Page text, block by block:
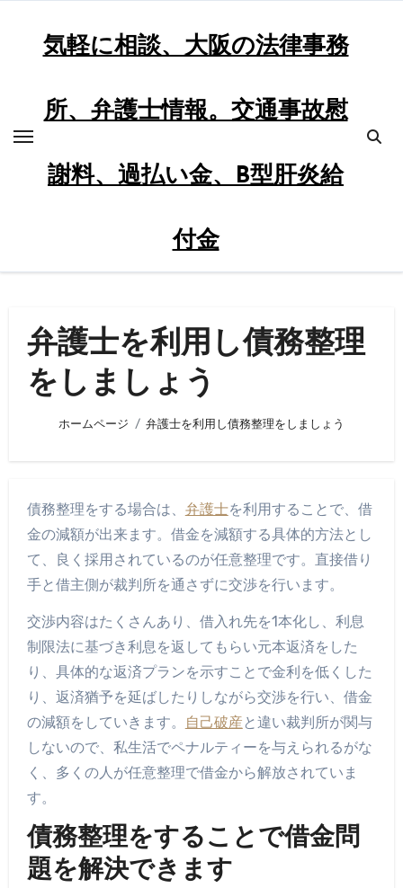
気軽に相談、大阪の法律事務
所、弁護士情報。交通事故慰
謝料、過払い金、B型肝炎給
付金
弁護士を利用し債務整理
をしましょう
ホームページ 弁護士を利用し債務整理をしましょう
債務整理をする場合は、 弁護士を利用することで、借
金の減額が出来ます。借金を減額する具体的方法とし
て、良く採用されているのが任意整理です。直接借り
手と借主側が裁判所を通さずに交渉を行います。
交渉内容はたくさんあり、借入れ先を1本化し、利息
制限法に基づき利息を返してもらい元本返済をした
り、具体的な返済プランを示すことで金利を低くした
り、返済猶予を延ばしたりしながら交渉を行い、借金
の減額をしていきます。
自己破産 と違い裁判所が関与
しないので、私生活でペナルティーを与えられるがな
く、多くの人が任意整理で借金から解放されていま
す。
債務整理をすることで借金問
題を解決できます